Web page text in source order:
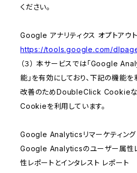
ください。
Google アナリティクス オプトアウト
https://tools.google.com/
（３） 本サービスでは「Google
能」を有効にしており、下記の機能を
改善のためDoubleClick Cookieな
Cookieを利用しています。
Google Analyticsリマーケティング
Google Analyticsのユーザー属性
性レポートとインタレスト レポート